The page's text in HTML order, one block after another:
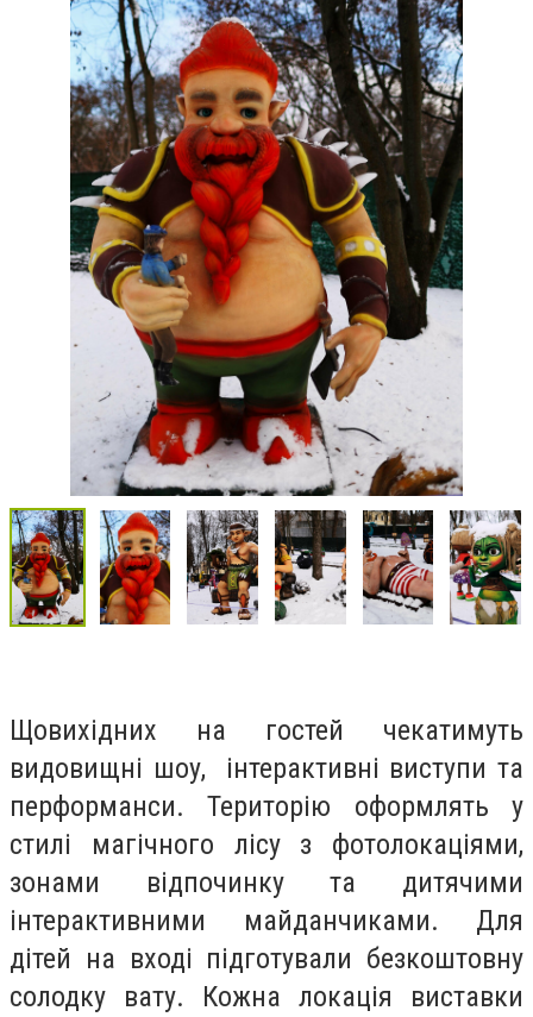
Щовихідних на гостей чекатимуть
видовищні шоу, інтерактивні виступи та
перформанси. Територію оформлять у
стилі магічного лісу з фотолокаціями,
зонами відпочинку та дитячими
інтерактивними майданчиками. Для
дітей на вході підготували безкоштовну
солодку вату. Кожна локація виставки